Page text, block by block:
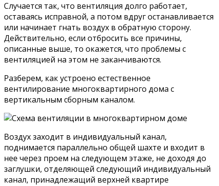
Случается так, что вентиляция долго работает,
оставаясь исправной, а потом вдруг останавливается
или начинает гнать воздух в обратную сторону.
Действительно, если отбросить все причины,
описанные выше, то окажется, что проблемы с
вентиляцией на этом не заканчиваются.
Разберем, как устроено естественное
вентилирование многоквартирного дома с
вертикальным сборным каналом.
Воздух заходит в индивидуальный канал,
поднимается параллельно общей шахте и входит в
нее через проем на следующем этаже, не доходя до
заглушки, отделяющей следующий индивидуальный
канал, принадлежащий верхней квартире